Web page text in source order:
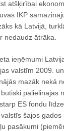
atšķirībai
IKP
kā Latvijā,
nedaudz ātrāka.
ieņēmumi
valstīm 2009.
mazāk nekā
palielinājās
ES fondu
šajos gados
pasākumi